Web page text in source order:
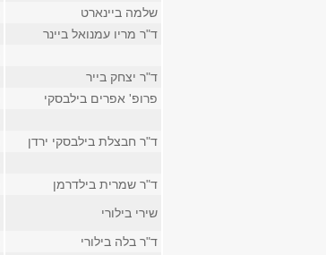
שלמה ביינארט
ד"ר מריו עמנואל ביינר
ד"ר יצחק בייר
פרופ' אפרים בילבסקי
ד"ר חבצלת בילבסקי ירדן
ד"ר שמרית בילדרמן
שירי בילורי
ד"ר בלה בילורי